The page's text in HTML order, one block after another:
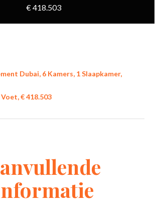
€ 418.503
Dubai, 6 Kamers, 1 Slaapkamer,
€ 418.503